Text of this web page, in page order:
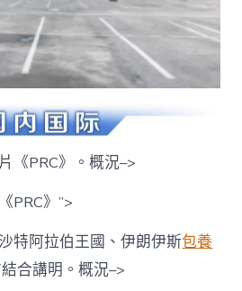
《PRC》。概況–>
PRC》”>
特阿拉伯王國、伊朗伊斯包養
合講明。概況–>